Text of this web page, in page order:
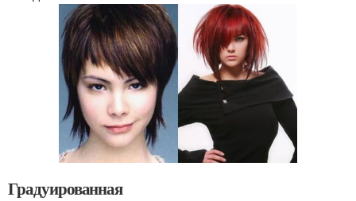
Градуированная